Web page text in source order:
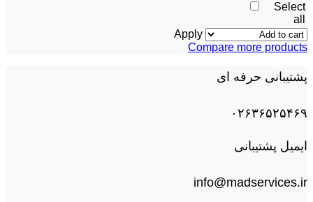
Select
all
Apply
Compare more products
پشتیبانی حرفه ای
۰۲۶۳۶۵۲۵۴۶۹
ایمیل پشتیبانی
info@madservices.ir